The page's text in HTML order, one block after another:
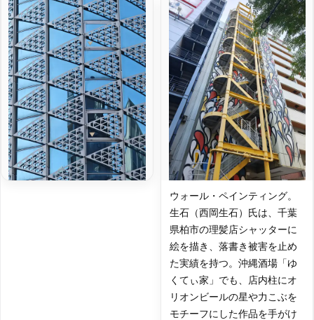
ウォール・ペインティング。
生石（西岡生石）氏は、千葉
県柏市の理髪店シャッターに
絵を描き、落書き被害を止め
た実績を持つ。沖縄酒場「ゆ
くてぃ家」でも、店内柱にオ
リオンビールの星や力こぶを
モチーフにした作品を手がけ